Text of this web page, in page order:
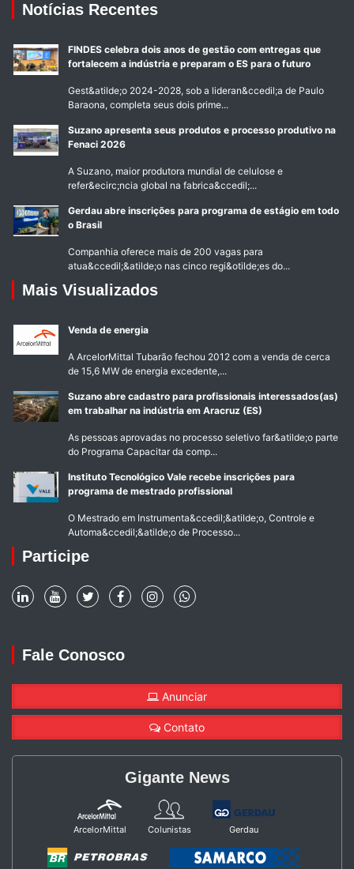
Notícias Recentes
FINDES celebra dois anos de gestão com entregas que
fortalecem a indústria e preparam o ES para o futuro
Gest&atilde;o 2024-2028, sob a lideran&ccedil;a de Paulo
Baraona, completa seus dois prime...
Suzano apresenta seus produtos e processo produtivo na
Fenaci 2026
A Suzano, maior produtora mundial de celulose e
refer&ecirc;ncia global na fabrica&ccedil;...
Gerdau abre inscrições para programa de estágio em todo
o Brasil
Companhia oferece mais de 200 vagas para
atua&ccedil;&atilde;o nas cinco regi&otilde;es do...
Mais Visualizados
Venda de energia
A ArcelorMittal Tubarão fechou 2012 com a venda de cerca
de 15,6 MW de energia excedente,...
Suzano abre cadastro para profissionais interessados(as)
em trabalhar na indústria em Aracruz (ES)
As pessoas aprovadas no processo seletivo far&atilde;o parte
do Programa Capacitar da comp...
Instituto Tecnológico Vale recebe inscrições para
programa de mestrado profissional
O Mestrado em Instrumenta&ccedil;&atilde;o, Controle e
Automa&ccedil;&atilde;o de Processo...
Participe
Fale Conosco
Anunciar
Contato
Gigante News
ArcelorMittal Colunistas Gerdau